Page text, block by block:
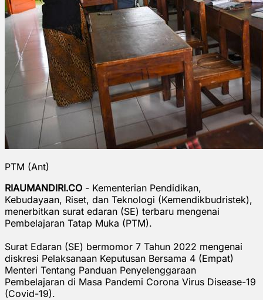
PTM (Ant)
RIAUMANDIRI.CO - Kementerian Pendidikan,
Kebudayaan, Riset, dan Teknologi (Kemendikbudristek),
menerbitkan surat edaran (SE) terbaru mengenai
Pembelajaran Tatap Muka (PTM).
Surat Edaran (SE) bermomor 7 Tahun 2022 mengenai
diskresi Pelaksanaan Keputusan Bersama 4 (Empat)
Menteri Tentang Panduan Penyelenggaraan
Pembelajaran di Masa Pandemi Corona Virus Disease-19
(Covid-19).